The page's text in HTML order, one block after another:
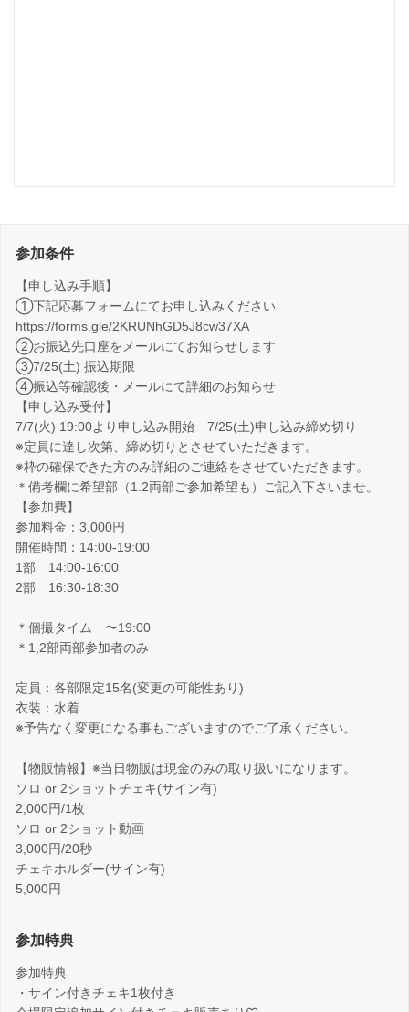
参加条件
【申し込み手順】
①下記応募フォームにてお申し込みください
https://forms.gle/2KRUNhGD5J8cw37XA
②お振込先口座をメールにてお知らせします
③7/25(土) 振込期限
④振込等確認後・メールにて詳細のお知らせ
【申し込み受付】
7/7(火) 19:00より申し込み開始 7/25(土)申し込み締め切り
※定員に達し次第、締め切りとさせていただきます。
※枠の確保できた方のみ詳細のご連絡をさせていただきます。
＊備考欄に希望部（1.2両部ご参加希望も）ご記入下さいませ。
【参加費】
参加料金：3,000円
開催時間：14:00-19:00
1部 14:00-16:00
2部 16:30-18:30
＊個撮タイム 〜19:00
＊1,2部両部参加者のみ
定員：各部限定15名(変更の可能性あり)
衣装：水着
※予告なく変更になる事もございますのでご了承ください。
【物販情報】※当日物販は現金のみの取り扱いになります。
ソロ or 2ショットチェキ(サイン有)
2,000円/1枚
ソロ or 2ショット動画
3,000円/20秒
チェキホルダー(サイン有)
5,000円
参加特典
参加特典
・サイン付きチェキ1枚付き